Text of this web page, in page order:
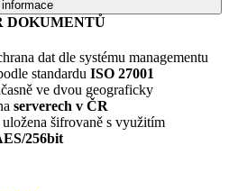
informace
DOKUMENTŮ
dat dle systému managementu
standardu ISO 27001
ve dvou geograficky
serverech v ČR
uložena šifrovaně s využitím
256bit